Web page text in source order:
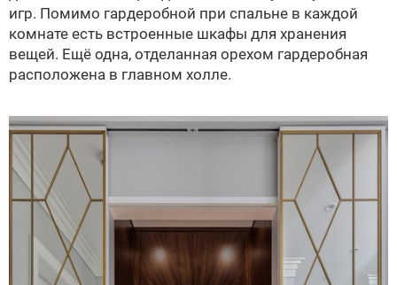
игр. Помимо гардеробной при спальне в каждой
комнате есть встроенные шкафы для хранения
вещей. Ещё одна, отделанная орехом гардеробная
расположена в главном холле.